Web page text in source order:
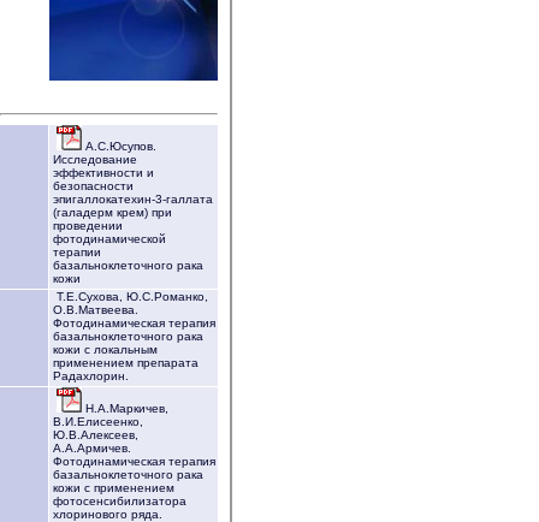
А.С.Юсупов.
Исследование
эффективности и
безопасности
эпигаллокатехин-3-галлата
(галадерм крем) при
проведении
фотодинамической
терапии
базальноклеточного рака
кожи
Т.Е.Сухова, Ю.С.Романко,
О.В.Матвеева.
Фотодинамическая терапия
базальноклеточного рака
кожи с локальным
применением препарата
Радахлорин.
Н.А.Маркичев,
В.И.Елисеенко,
Ю.В.Алексеев,
А.А.Армичев.
Фотодинамическая терапия
базальноклеточного рака
кожи с применением
фотосенсибилизатора
хлоринового ряда.